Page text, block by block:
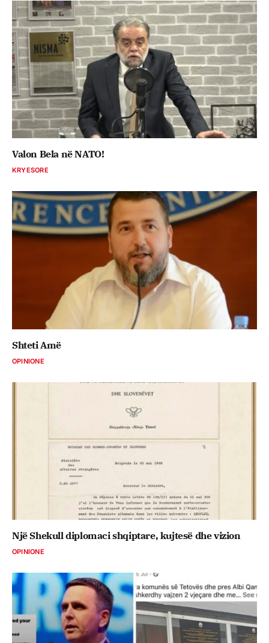
Valon Bela në NATO!
KRYESORE
Shteti Amë
OPINIONE
Një Shekull diplomaci shqiptare, kujtesë dhe vizion
OPINIONE